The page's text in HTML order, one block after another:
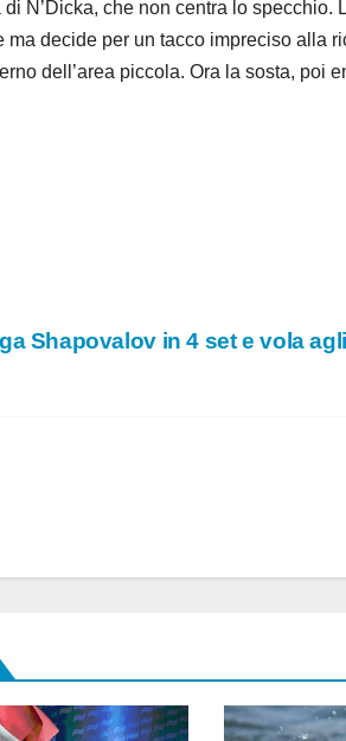
N’Dicka, che non centra lo specchio.
ma decide per un tacco impreciso alla
dell’area piccola. Ora la sosta,
Shapovalov in 4 set e vola